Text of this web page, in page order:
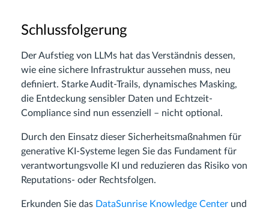
Schlussfolgerung
Der Aufstieg von LLMs hat das Verständnis dessen,
wie eine sichere Infrastruktur aussehen muss, neu
definiert. Starke Audit-Trails, dynamisches Masking,
die Entdeckung sensibler Daten und Echtzeit-
Compliance sind nun essenziell – nicht optional.
Durch den Einsatz dieser Sicherheitsmaßnahmen für
generative KI-Systeme legen Sie das Fundament für
verantwortungsvolle KI und reduzieren das Risiko von
Reputations- oder Rechtsfolgen.
Erkunden Sie das DataSunrise Knowledge Center und